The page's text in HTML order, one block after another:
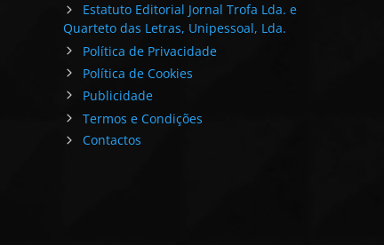
Estatuto Editorial Jornal Trofa Lda. e
Quarteto das Letras, Unipessoal, Lda.
Política de Privacidade
Política de Cookies
Publicidade
Termos e Condições
Contactos